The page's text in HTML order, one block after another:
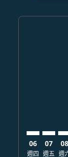
06
週四
07
週五
08
週